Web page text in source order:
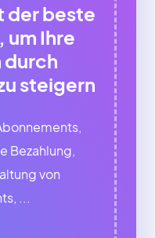
der beste
Ihre
durch
steigern
Bezahlung,
von
...